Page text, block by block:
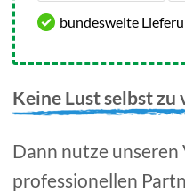
bundesweite
Keine Lust selbst zu
Dann nutze unseren
professionellen